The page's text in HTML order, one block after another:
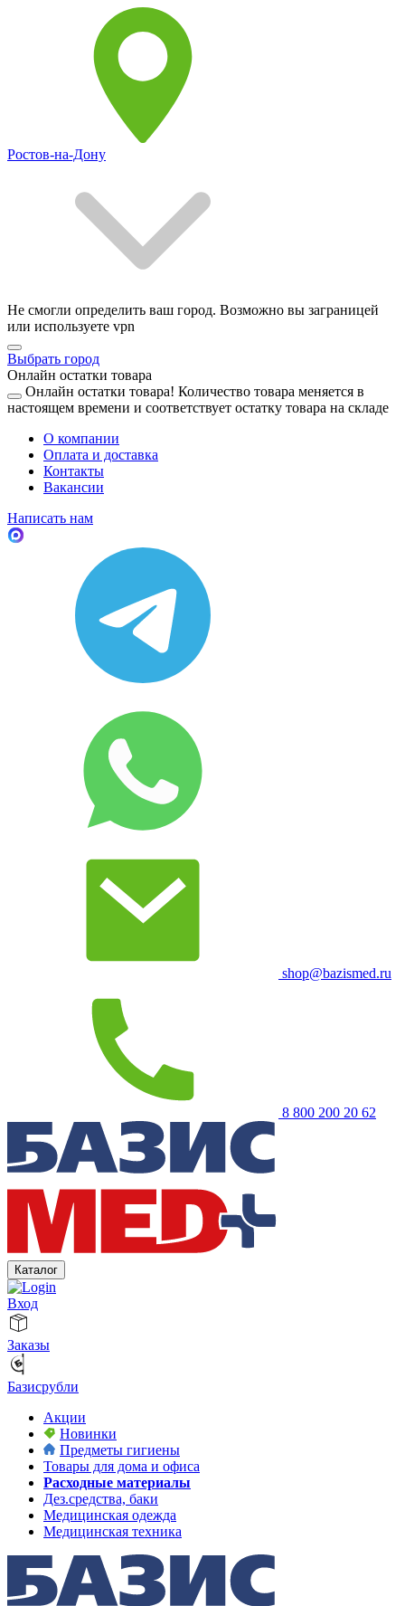
Ростов-на-Дону
Не смогли определить ваш город. Возможно вы заграницей
или используете vpn
Выбрать город
Онлайн остатки товара
Онлайн остатки товара! Количество товара меняется в
настоящем времени и соответствует остатку товара на складе
О компании
Оплата и доставка
Контакты
Вакансии
Написать нам
shop@bazismed.ru
8 800 200 20 62
Каталог
Вход
Заказы
Базисрубли
Акции
Новинки
Предметы гигиены
Товары для дома и офиса
Расходные материалы
Дез.средства, баки
Медицинская одежда
Медицинская техника